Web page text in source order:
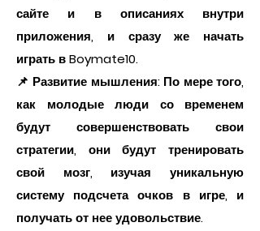
сайте и в описаниях внутри
приложения, и сразу же начать
играть в Boymate10.
📌 Развитие мышления: По мере того,
как молодые люди со временем
будут совершенствовать свои
стратегии, они будут тренировать
свой мозг, изучая уникальную
систему подсчета очков в игре, и
получать от нее удовольствие.